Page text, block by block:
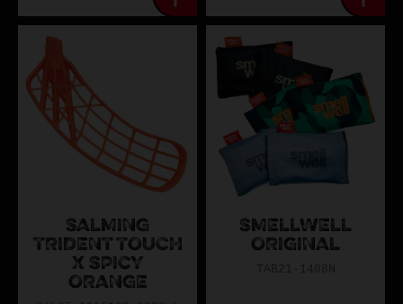
SALMING
TRIDENT TOUCH
X SPICY
ORANGE
SMELLWELL
ORIGINAL